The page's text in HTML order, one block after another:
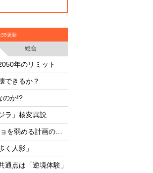
更新
総合
年のリミット
できるか？
のか!?
ラ」核変異説
く人影」
通点は「逆境体験」